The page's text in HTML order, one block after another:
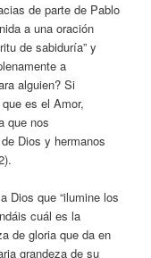
de parte de Pablo
a una oración
de sabiduría” y
a
alguien? Si
es el Amor,
que nos
Dios y hermanos
Dios que “ilumine los
cuál es la
de gloria que da en
grandeza de su